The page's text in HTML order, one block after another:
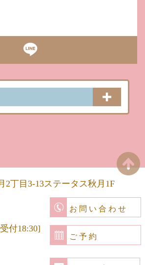
2丁目3-13ステータス秋月1F
付18:30]
お問い合わせ
ご予約